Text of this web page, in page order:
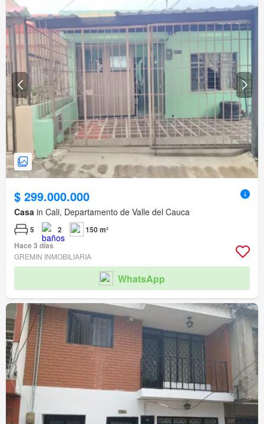
$ 299.000.000
Casa in Cali, Departamento de Valle del Cauca
5 2
150 m²
Hace 3 días
GREMIN INMOBILIARIA
WhatsApp